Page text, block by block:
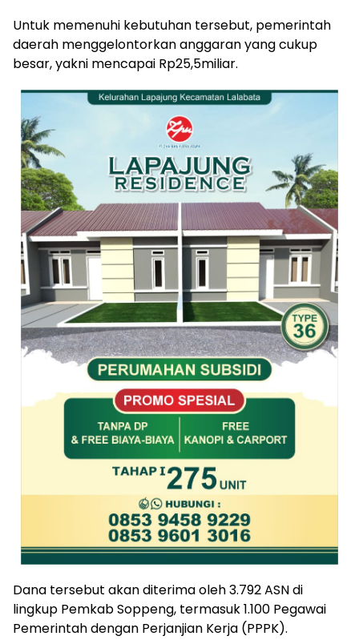
Untuk memenuhi kebutuhan tersebut, pemerintah
daerah menggelontorkan anggaran yang cukup
besar, yakni mencapai Rp25,5miliar.
Dana tersebut akan diterima oleh 3.792 ASN di
lingkup Pemkab Soppeng, termasuk 1.100 Pegawai
Pemerintah dengan Perjanjian Kerja (PPPK).